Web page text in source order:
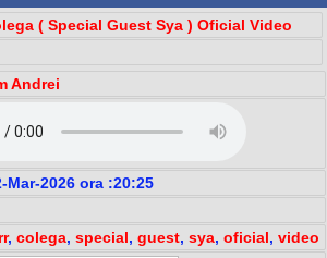
( Special Guest Sya ) Oficial Video
Andrei
Mar-2026 ora :20:25
, colega, special, guest, sya, oficial, video